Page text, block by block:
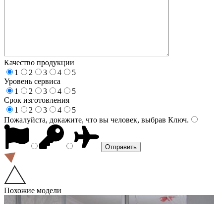
Качество продукции
1
2 3 4
5
Уровень сервиса
1
2 3 4
5
Срок изготовления
1
2 3 4
5
Пожалуйста, докажите, что вы человек, выбрав Ключ.
Похожие модели